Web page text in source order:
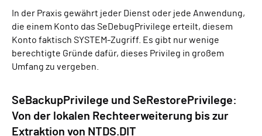
In der Praxis gewährt jeder Dienst oder jede Anwendung,
die einem Konto das SeDebugPrivilege erteilt, diesem
Konto faktisch SYSTEM-Zugriff. Es gibt nur wenige
berechtigte Gründe dafür, dieses Privileg in großem
Umfang zu vergeben.
SeBackupPrivilege und SeRestorePrivilege:
Von der lokalen Rechteerweiterung bis zur
Extraktion von NTDS.DIT